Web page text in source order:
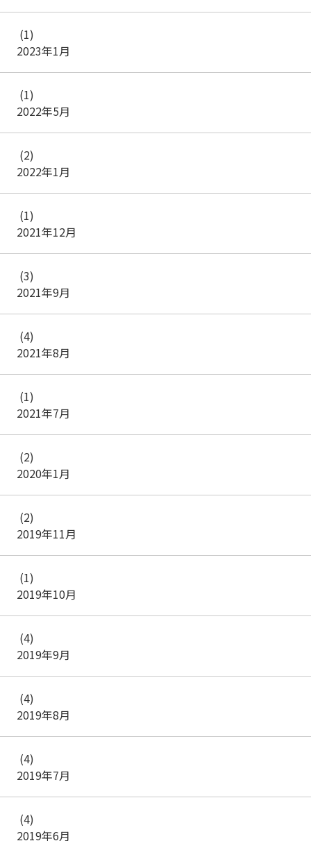
2023年1月
(1)
2022年5月
(1)
2022年1月
(2)
2021年12月
(1)
2021年9月
(3)
2021年8月
(4)
2021年7月
(1)
2020年1月
(2)
2019年11月
(2)
2019年10月
(1)
2019年9月
(4)
2019年8月
(4)
2019年7月
(4)
2019年6月
(4)